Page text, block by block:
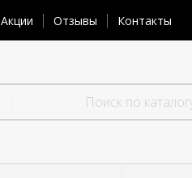
Отзывы Контакты